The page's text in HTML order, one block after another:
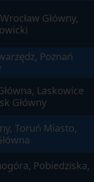
Główny,
Poznań
Laskowice
Główny
Toruń Miasto,
Pobiedziska,